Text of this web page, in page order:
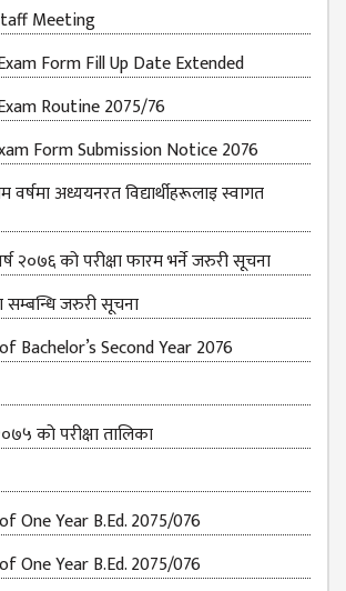
Meeting
Form Fill Up Date Extended
Routine 2075/76
Form Submission Notice 2076
वर्षमा अध्ययनरत विद्यार्थीहरूलाइ स्वागत
२०७६ को परीक्षा फारम भर्ने जरुरी सूचना
सम्बन्धि जरुरी सूचना
Bachelor’s Second Year 2076
को परीक्षा तालिका
One Year B.Ed. 2075/076
One Year B.Ed. 2075/076